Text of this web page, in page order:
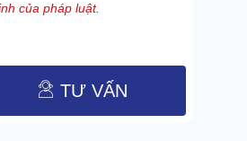
của pháp luật.
TƯ VẤN